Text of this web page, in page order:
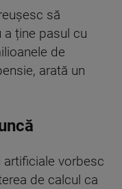
să
a ține pasul cu
de
arată un
artificiale vorbesc
de calcul ca